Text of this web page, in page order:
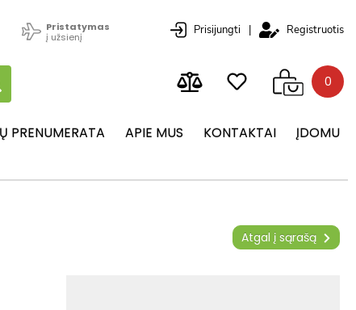
Pristatymas
į užsienį
Prisijungti | Registruotis
0
PRENUMERATA APIE MUS KONTAKTAI ĮDOMU
Atgal į sąrašą